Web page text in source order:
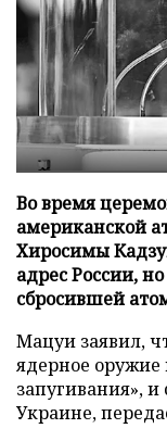
Во время
американской
Хиросимы
адрес России,
сбросившей
Мацуи заявил,
ядерное оружие
запугивания», и
Украине,